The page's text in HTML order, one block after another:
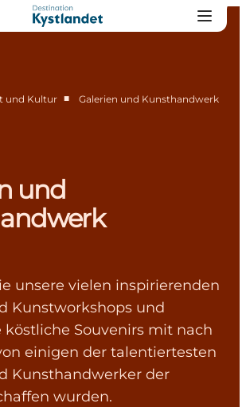
und Kultur ■ Galerien und Kunsthandwerk
und
unsere vielen inspirierenden
Kunstworkshops und
köstliche Souvenirs mit nach
einigen der talentiertesten
Kunsthandwerker der
wurden.